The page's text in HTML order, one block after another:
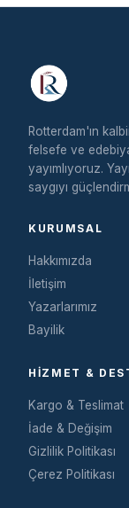
Rotterdam'ın
felsefe ve
yayımlıyoruz.
saygıyı
KURUMSAL
Hakkımızda
İletişim
Yazarlarımız
Bayilik
HIZMET &
Kargo & Teslimat
İade & Değişim
Gizlilik Politikası
Çerez Politikası